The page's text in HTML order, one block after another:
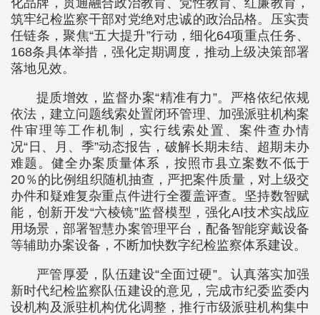
筑牢纪检监察干部对党绝对忠诚的政治品格。压实责
任链条，聚焦“五大提升”行动，细化64项重点任务、
168条具体举措，强化定期调度，推动上级决策部署
落地见效。
提质增效，监督办案“精准有力”。严格依纪依规
依法，建立问题线索处置闭环管理、加强派驻机构案
件审理等工作机制，实行线索处置、案件查办情
况“日、月、季”动态报告，破解长期未结、超期未办
难题。健全办案质量体系，按照市县立案数不低于
20％的比例组织随机抽查，严把案件质量，对上级交
办件和疑难复杂重点件进行全覆盖评查。坚持数智赋
能，创新开发“六棱镜”监督模型，强化AI技术实战应
用场景，部署智慧办案管理平台，配备智能穿戴设备
等辅助办案设备，不断加快数字纪检监察体系建设。
严管厚爱，队伍建设“全面过硬”。认真落实加强
新时代纪检监察队伍建设的意见，完成市纪委监委内
设机构及派驻机构优化调整，推行市级派驻机构集中